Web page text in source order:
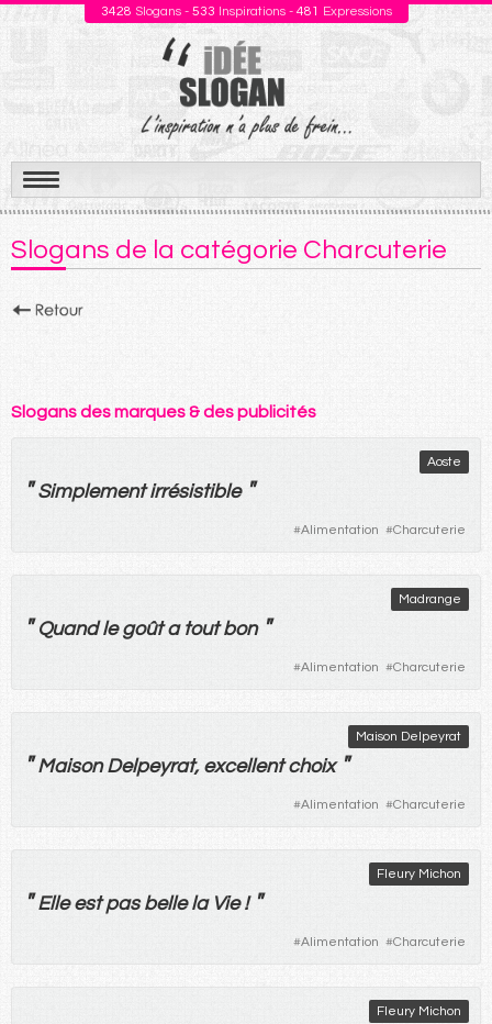
3428 Slogans - 533 Inspirations - 481 Expressions
Aller
au
contenu
Slogans de la catégorie Charcuterie
Slogans des marques & des publicités
Aoste
" Simplement irrésistible "
#Alimentation #Charcuterie
Madrange
" Quand le goût a tout bon "
#Alimentation #Charcuterie
Maison Delpeyrat
"Maison Delpeyrat, excellent choix "
#Alimentation #Charcuterie
Fleury Michon
" Elle est pas belle la Vie! "
#Alimentation #Charcuterie
Fleury Michon